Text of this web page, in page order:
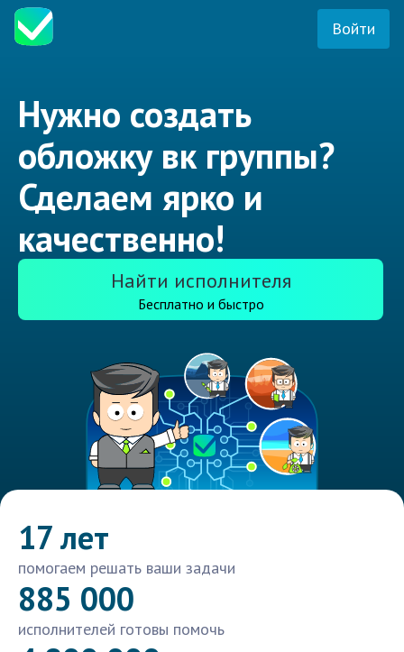
Войти
Нужно создать
обложку вк группы?
Сделаем ярко и
качественно!
Найти исполнителя
Бесплатно и быстро
17 лет
помогаем решать ваши задачи
885 000
исполнителей готовы помочь